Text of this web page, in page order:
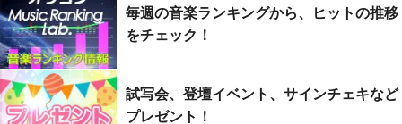
毎週の音楽ランキングから、ヒットの推移
をチェック！
試写会、登壇イベント、サインチェキなど
プレゼント！